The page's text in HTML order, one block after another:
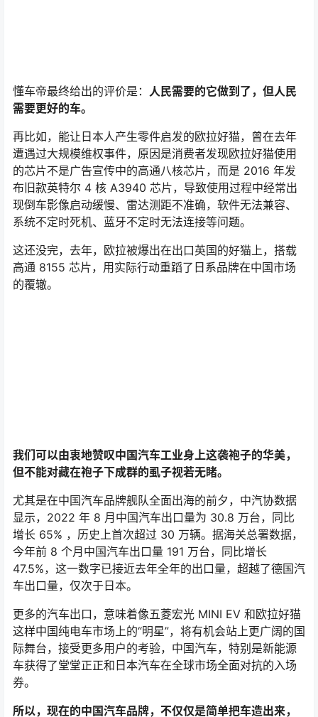
际舞台，接受更多用户的考验，中国汽车，特别是新能源
车获得了堂堂正正和日本汽车在全球市场全面对抗的入场
所以，现在的中国汽车品牌，不仅仅是简单把车造出来，
而是要把好车造出来。
据 CleanTechnica 网站公布的 2021 年全球新能源品牌销
量数据显示，去全球新能源车型累计销量近 650 万台，
TOP20 品牌销量 476.34 万台，占全球销量的 73.3%。前
20 品牌中，中国品牌 8 家，德国品牌 4 家，欧洲品牌 3
家，美国品牌 2 家，韩国品牌 2 家，日本品牌 1 家。中国
8 大品牌占 2021 年全球新能源总销量的 28.23%，是全
因为早在昨天，就已经超过了。
2014 年，美国是全球体量最大的电动车市场，中国与荷兰
分列二三；2015 年，中国实现了电动车销量 238% 同比
增长，超越美国登上全球电动车销冠宝座；2016 年，中国
电动车销量是世界其它地区的总和；2021 年，全球电动车
销量的一半以上都来自中国。
为什么 2015 年中国电动车能实现跃迁式发展，是因为
2014 年国家共出台了 16 项新能源汽车政策，从中央到各
地方相继有多条与电动汽车发展相关的政策出台，其中，
国务院办公厅、机关事务管理局共出台 4 项，发改委出台
7 项，财政部出台 6 项，科技部出台 5 项，工信部出台 11
项。
2014 年是迄今为止我国有关新能源汽车政策出台最多的一
年，包括《关于加快新能源汽车推广应用的指导意见》